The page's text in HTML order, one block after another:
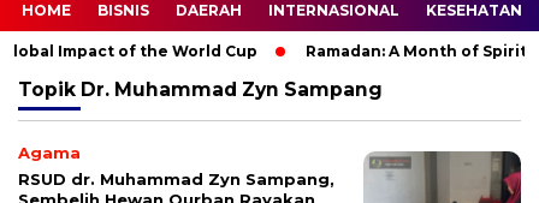
HOME BISNIS DAERAH INTERNASIONAL KESEHATAN
Impact of the World Cup Ramadan: A Month of
Topik Dr. Muhammad Zyn Sampang
Agama
RSUD dr. Muhammad Zyn Sampang,